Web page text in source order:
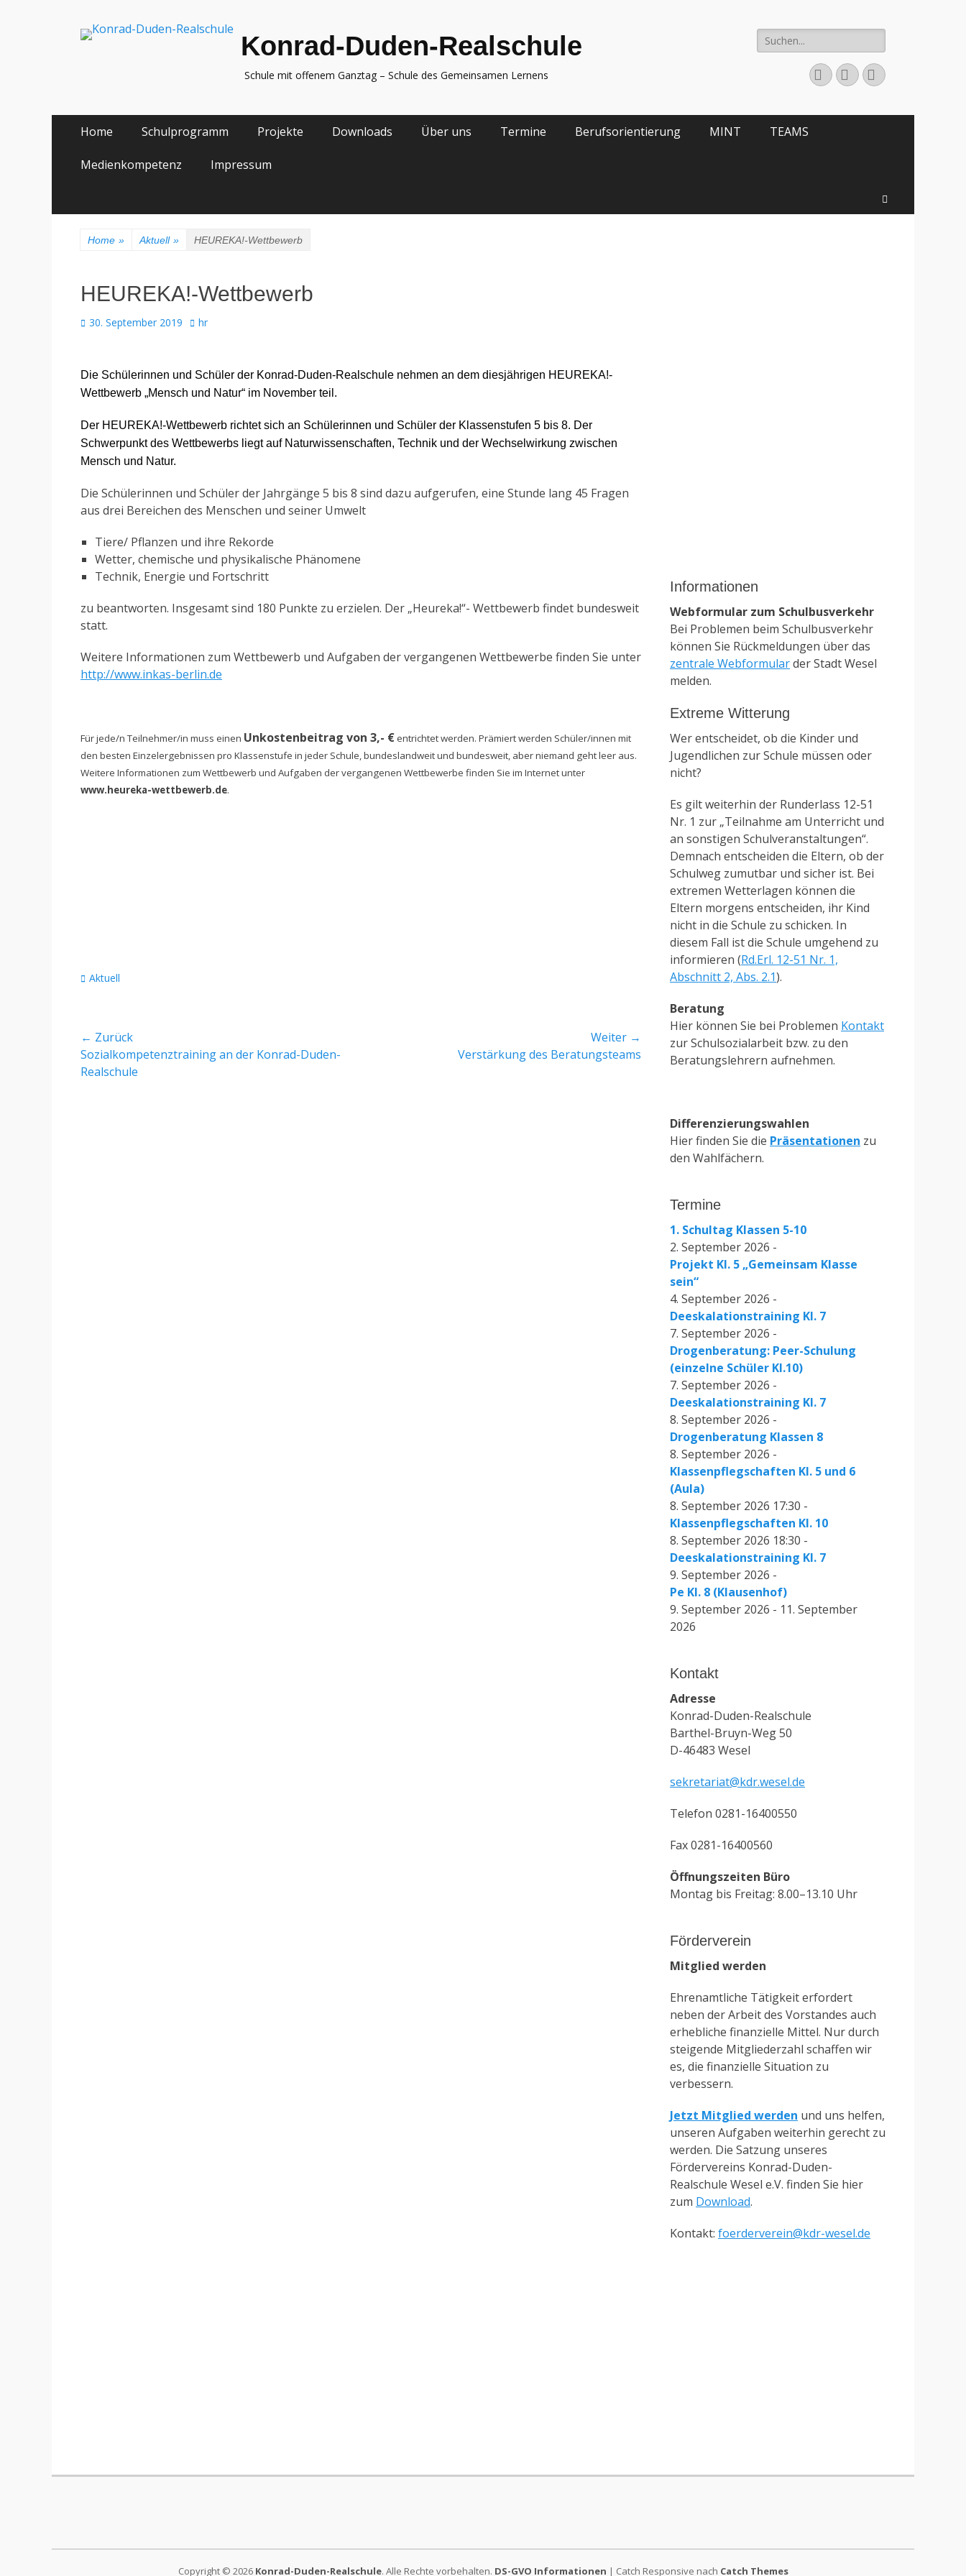
Konrad-Duden-Realschule
Schule mit offenem Ganztag – Schule des Gemeinsamen Lernens
Suche
nach:
E-
Mail
YouTubeTelefon
Primäres
Inhalt
springen
Home Schulprogramm Projekte Downloads Über uns Termine Berufsorientierung MINT TEAMS
Medienkompetenz Impressum
Home » Aktuell » HEUREKA!-Wettbewerb
HEUREKA!-Wettbewerb
Veröffentlicht
30. September 2019 Autor
hr
Die Schülerinnen und Schüler der Konrad-Duden-Realschule nehmen an dem diesjährigen HEUREKA!-
Wettbewerb „Mensch und Natur“ im November teil.
Der HEUREKA!-Wettbewerb richtet sich an Schülerinnen und Schüler der Klassenstufen 5 bis 8. Der
Schwerpunkt des Wettbewerbs liegt auf Naturwissenschaften, Technik und der Wechselwirkung zwischen
Mensch und Natur.
Die Schülerinnen und Schülerder Jahrgänge 5 bis 8 sind dazu aufgerufen, eine Stunde lang 45 Fragen
aus drei Bereichen des Menschen und seiner Umwelt
Tiere/ Pflanzen und ihre Rekorde
Wetter, chemische und physikalische Phänomene
Technik, Energie und Fortschritt
zu beantworten. Insgesamt sind 180 Punkte zu erzielen. Der „Heureka!“- Wettbewerb findet bundesweit
statt.
Weitere Informationen zum Wettbewerb und Aufgaben der vergangenen Wettbewerbe finden Sie unter
http://www.inkas-berlin.de
Für jede/n Teilnehmer/in muss einen Unkostenbeitrag von 3,- €entrichtet werden. Prämiert werden Schüler/innen mit
den besten Einzelergebnissen pro Klassenstufe in jeder Schule, bundeslandweit und bundesweit, aber niemand geht leer aus.
Weitere Informationen zum Wettbewerb und Aufgaben der vergangenen Wettbewerbe finden Sie im Internet unter
www.heureka-wettbewerb.de.
Kategorien
Aktuell
Beitragsnavigation
← Zurück
Vorheriger
Beitrag:
Sozialkompetenztraining an der Konrad-Duden-
Realschule
Weiter →
Verstärkung des Beratungsteams
Informationen
Webformular zum Schulbusverkehr
Bei Problemen beim Schulbusverkehr
können Sie Rückmeldungen über das
zentrale Webformularder Stadt Wesel
melden.
Extreme Witterung
Wer entscheidet, ob die Kinder und
Jugendlichen zur Schule müssen oder
nicht?
Es gilt weiterhin der Runderlass 12-51
Nr. 1 zur „Teilnahme am Unterricht und
an sonstigen Schulveranstaltungen“.
Demnach entscheiden die Eltern, ob der
Schulweg zumutbar und sicher ist. Bei
extremen Wetterlagen können die
Eltern morgens entscheiden, ihr Kind
nicht in die Schule zu schicken. In
diesem Fall ist die Schule umgehend zu
informieren (Rd.Erl. 12-51 Nr. 1,
Abschnitt 2, Abs. 2.1).
Beratung
Hier können Sie bei Problemen Kontakt
zur Schulsozialarbeit bzw. zu den
Beratungslehrern aufnehmen.
Differenzierungswahlen
Hier finden Sie die Präsentationen zu
den Wahlfächern.
Termine
1. Schultag Klassen 5-10
2. September 2026 -
Projekt Kl. 5 „Gemeinsam Klasse
sein“
4. September 2026 -
Deeskalationstraining Kl. 7
7. September 2026 -
Drogenberatung: Peer-Schulung
(einzelne Schüler Kl.10)
7. September 2026 -
Deeskalationstraining Kl. 7
8. September 2026 -
Drogenberatung Klassen 8
8. September 2026 -
Klassenpflegschaften Kl. 5 und 6
(Aula)
8. September 2026 17:30 -
Klassenpflegschaften Kl. 10
8. September 2026 18:30 -
Deeskalationstraining Kl. 7
9. September 2026 -
Pe Kl. 8 (Klausenhof)
9. September 2026 - 11. September
2026
Kontakt
Adresse
Konrad-Duden-Realschule
Barthel-Bruyn-Weg 50
D-46483 Wesel
sekretariat@kdr.wesel.de
Telefon 0281-16400550
Fax 0281-16400560
Öffnungszeiten Büro
Montag bis Freitag: 8.00–13.10 Uhr
Förderverein
Mitglied werden
Ehrenamtliche Tätigkeit erfordert
neben der Arbeit des Vorstandes auch
erhebliche finanzielle Mittel. Nur durch
steigende Mitgliederzahl schaffen wir
es, die finanzielle Situation zu
verbessern.
Jetzt Mitglied werden und uns helfen,
unseren Aufgaben weiterhin gerecht zu
werden. Die Satzung unseres
Fördervereins Konrad-Duden-
Realschule Wesel e.V. finden Sie hier
zum Download.
Kontakt: foerderverein@kdr-wesel.de
Copyright © 2026 Konrad-Duden-Realschule. Alle Rechte vorbehalten. DS-GVO Informationen | Catch Responsive nach Catch Themes